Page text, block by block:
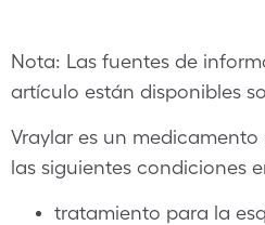
Nota: Las fuentes de
artículo están disponibles
Vraylar es un
las siguientes condiciones
tratamiento para la